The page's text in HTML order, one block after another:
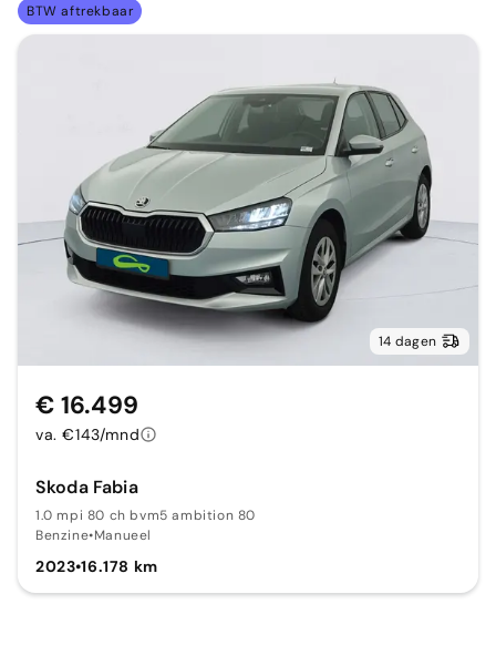
BTW aftrekbaar
14 dagen
Skoda Fabia
1.0 mpi 80 ch bvm5 ambition 80
Benzine•Manueel
2023•16.178 km
€ 16.499
va. €143/mnd